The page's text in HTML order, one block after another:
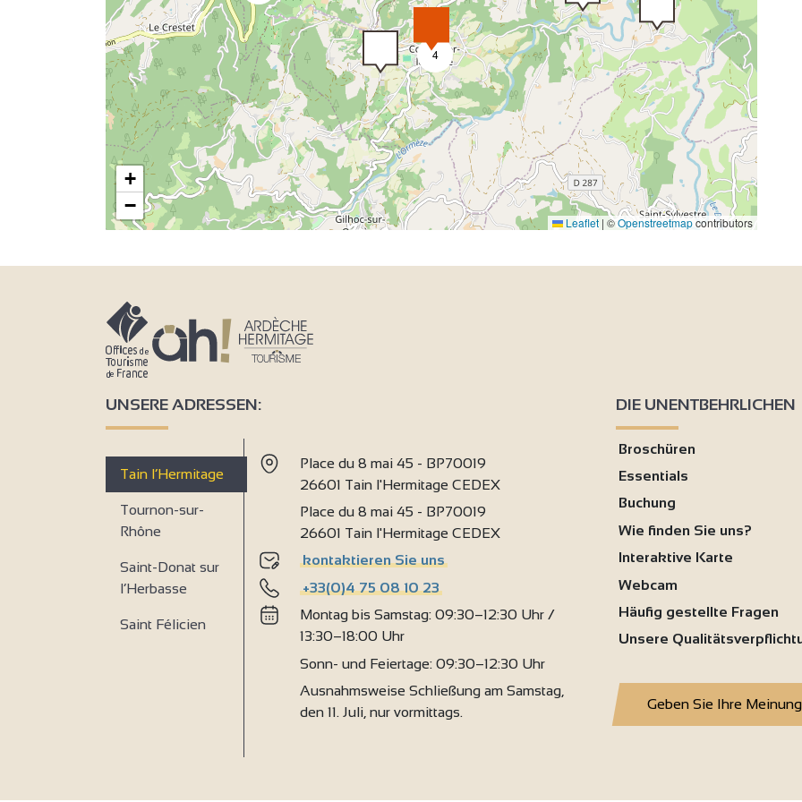
4
+
−
Leaflet | ©Openstreetmapcontributors
UNSERE ADRESSEN:
Tain l’Hermitage
Tournon-sur-
Rhône
Saint-Donat sur
l’Herbasse
Saint Félicien
Place du 8 mai 45 - BP70019
26601 Tain l'Hermitage CEDEX
Place du 8 mai 45 - BP70019
26601 Tain l'Hermitage CEDEX
kontaktieren Sie uns
+33(0)4 75 08 10 23
Montag bis Samstag: 09:30–12:30 Uhr /
13:30–18:00 Uhr
Sonn- und Feiertage: 09:30–12:30 Uhr
Ausnahmsweise Schließung am Samstag,
den 11. Juli, nur vormittags.
DIE UNENTBEHRLICHEN
Broschüren
Essentials
Buchung
Wie finden Sie uns?
Interaktive Karte
Webcam
Häufig gestellte Fragen
Unsere
Geben Sie Ihre Meinung